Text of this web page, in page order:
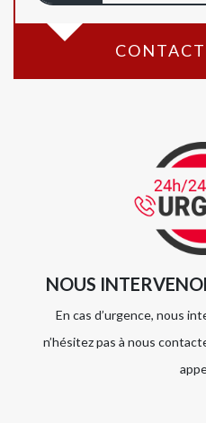
NOUS
En cas d’urgence, nous
n’hésitez pas à nous